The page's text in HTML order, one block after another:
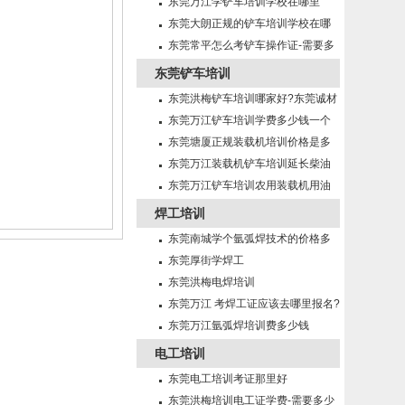
东莞大朗正规的铲车培训学校在哪
里?
东莞常平怎么考铲车操作证-需要多
少钱?
东莞铲车培训
东莞洪梅铲车培训哪家好?东莞诚材
培训学校！
东莞万江铲车培训学费多少钱一个
月？
东莞塘厦正规装载机培训价格是多
少钱一个月？
东莞万江装载机铲车培训延长柴油
机机油使用期的方法有那些？
东莞万江铲车培训农用装载机用油
及润滑注意事项
焊工培训
东莞南城学个氩弧焊技术的价格多
少？
东莞厚街学焊工
东莞洪梅电焊培训
东莞万江 考焊工证应该去哪里报名?
东莞万江氩弧焊培训费多少钱
电工培训
东莞电工培训考证那里好
东莞洪梅培训电工证学费-需要多少